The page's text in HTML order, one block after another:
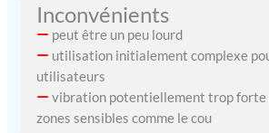
grâce à ses
anti-rayures.
de massage
Inconvénients
peut être un peu lourd
utilisation initialement complexe
utilisateurs
vibration potentiellement trop forte
zones sensibles comme le cou